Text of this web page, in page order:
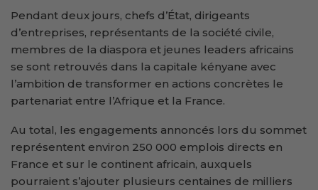
Pendant deux jours, chefs d’État, dirigeants
d’entreprises, représentants de la société civile,
membres de la diaspora et jeunes leaders africains
se sont retrouvés dans la capitale kényane avec
l’ambition de transformer en actions concrètes le
partenariat entre l’Afrique et la France.
Au total, les engagements annoncés lors du sommet
représentent environ 250 000 emplois directs en
France et sur le continent africain, auxquels
pourraient s’ajouter plusieurs centaines de milliers